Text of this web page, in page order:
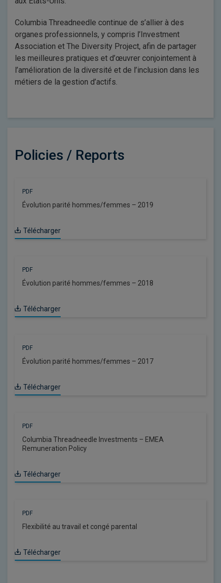
Columbia Threadneedle continue de s’allier à des
organes professionnels, y compris l’Investment
Association et The Diversity Project, afin de partager
les meilleures pratiques et d’œuvrer conjointement à
l’amélioration de la diversité et de l’inclusion dans les
métiers de la gestion d’actifs.
Policies / Reports
PDF
Évolution parité hommes/femmes – 2019
Télécharger
PDF
Évolution parité hommes/femmes – 2018
Télécharger
PDF
Évolution parité hommes/femmes – 2017
Télécharger
PDF
Columbia Threadneedle Investments – EMEA
Remuneration Policy
Télécharger
PDF
Flexibilité au travail et congé parental
Télécharger